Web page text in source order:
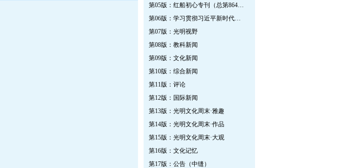
第05版：红船初心专刊（总第864期）
第06版：学习贯彻习近平新时代中国特色社会主义思想专刊
第07版：光明视野
第08版：教科新闻
第09版：文化新闻
第10版：综合新闻
第11版：评论
第12版：国际新闻
第13版：光明文化周末·雅趣
第14版：光明文化周末·作品
第15版：光明文化周末·大观
第16版：文化记忆
第17版：公告（中缝）